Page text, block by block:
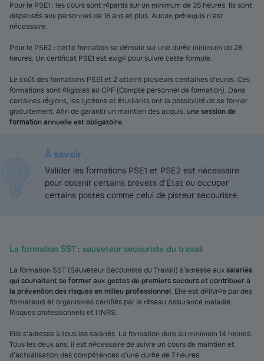
Pour le PSE1 : les cours sont répartis sur un minimum de 35 heures. Ils sont
dispensés aux personnes de 16 ans et plus. Aucun prérequis n’est
nécessaire.
Pour le PSE2 : cette formation se déroule sur une durée minimum de 28
heures. Un certificat PSE1 est exigé pour suivre cette formule.
Le coût des formations PSE1 et 2 atteint plusieurs centaines d’euros. Ces
formations sont éligibles au CPF (Compte personnel de formation). Dans
certaines régions, les lycéens et étudiants ont la possibilité de se former
gratuitement. Afin de garantir un maintien des acquis, une session de
formation annuelle est obligatoire.
À savoir
Valider les formations PSE1 et PSE2 est nécessaire
pour obtenir certains brevets d’État ou occuper
certains postes comme celui de pisteur secouriste.
La formation SST : sauveteur secouriste du travail
La formation SST (Sauveteur Secouriste du Travail) s’adresse auxsalariés
qui souhaitent se former aux gestes de premiers secours et contribuer à
la prévention des risques en milieu professionnel. Elle est délivrée par des
formateurs et organismes certifiés par le réseau Assurance maladie
Risques professionnels et l’INRS.
Elle s’adresse à tous les salariés. La formation dure au minimum 14 heures.
Tous les deux ans, il est nécessaire de suivre un cours de maintien et
d’actualisation des compétences d’une durée de 7 heures.